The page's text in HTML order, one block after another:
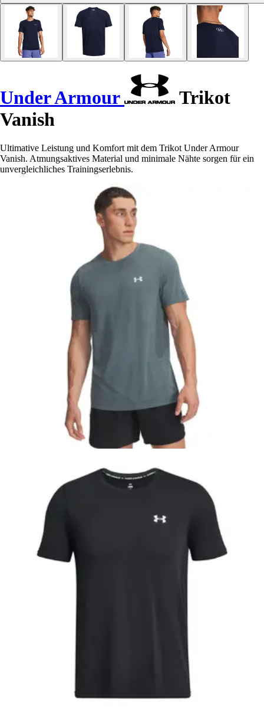
Under Armour
Trikot
Vanish
Ultimative Leistung und Komfort mit dem Trikot Under Armour
Vanish. Atmungsaktives Material und minimale Nähte sorgen für ein
unvergleichliches Trainingserlebnis.